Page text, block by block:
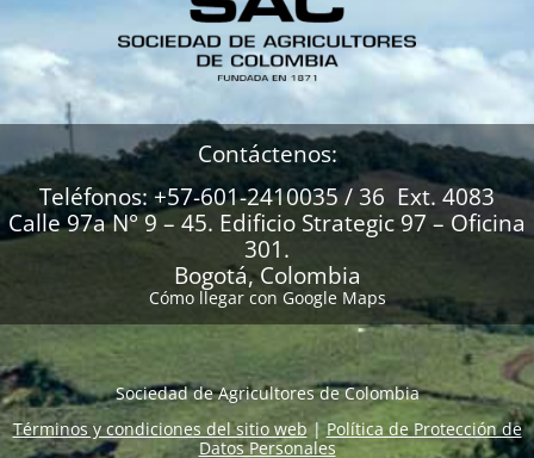
Contáctenos:
Teléfonos: +57-601-2410035 / 36 Ext. 4083
Calle 97a N° 9 – 45. Edificio Strategic 97 – Oficina
301.
Bogotá, Colombia
Cómo llegar con Google Maps
Sociedad de Agricultores de Colombia
Términos y condiciones del sitio web|Política de Protección de
Datos Personales